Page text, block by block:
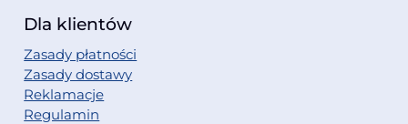
Dla klientów
Zasady płatności
Zasady dostawy
Reklamacje
Regulamin